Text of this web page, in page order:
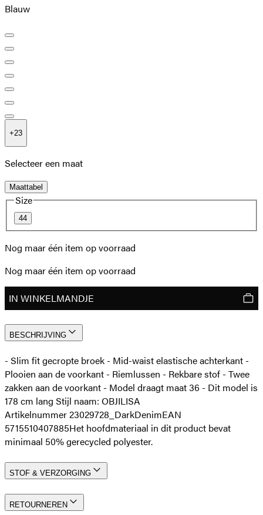
Blauw
+23
Selecteer een maat
Maattabel
Size
44
Nog maar één item op voorraad
Nog maar één item op voorraad
IN WINKELMANDJE
BESCHRIJVING
- Slim fit gecropte broek - Mid-waist elastische achterkant -
Plooien aan de voorkant - Riemlussen - Rekbare stof - Twee
zakken aan de voorkant - Model draagt maat 36 - Dit model is
178 cm lang Stijl naam: OBJILISA
Artikelnummer 23029728_DarkDenimEAN
5715510407885Het hoofdmateriaal in dit product bevat
minimaal 50% gerecycled polyester.
STOF & VERZORGING
RETOURNEREN